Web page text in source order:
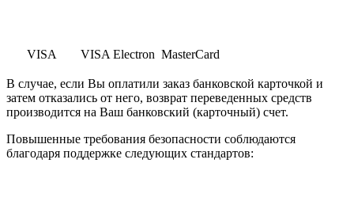
VISA VISA Electron MasterCard
В случае, если Вы оплатили заказ банковской карточкой и
затем отказались от него, возврат переведенных средств
производится на Ваш банковский (карточный) счет.
Повышенные требования безопасности соблюдаются
благодаря поддержке следующих стандартов: